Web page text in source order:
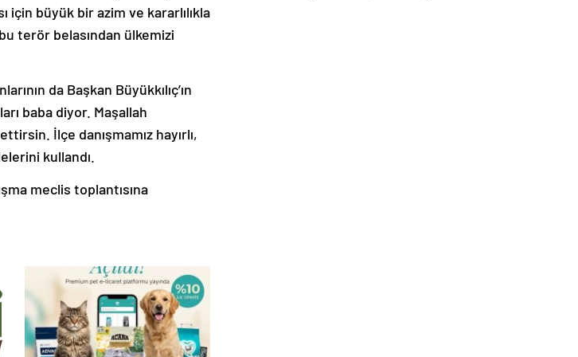
büyük bir azim ve kararlılıkla
terör belasından ülkemizi
da Başkan Büyükkılıç’ın
baba diyor. Maşallah
İlçe danışmamız hayırlı,
kullandı.
meclis toplantısına